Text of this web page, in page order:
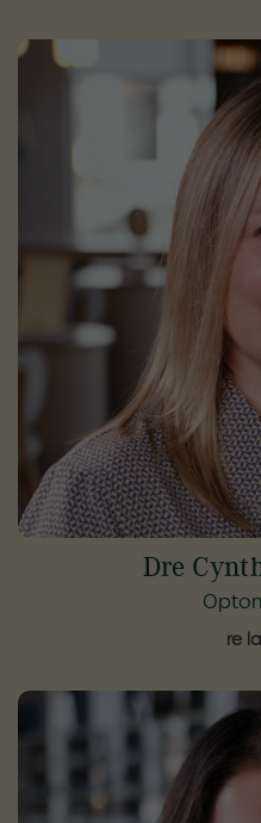
Dre
Lire